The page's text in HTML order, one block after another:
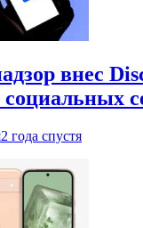
внес
социальных
2 года спустя